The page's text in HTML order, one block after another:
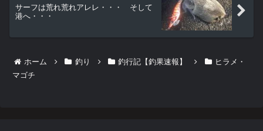
サーフは荒れ荒れアレレ・・・ そして
港へ・・・
ホーム 釣り 釣行記【釣果速報】
ヒラメ・
マゴチ